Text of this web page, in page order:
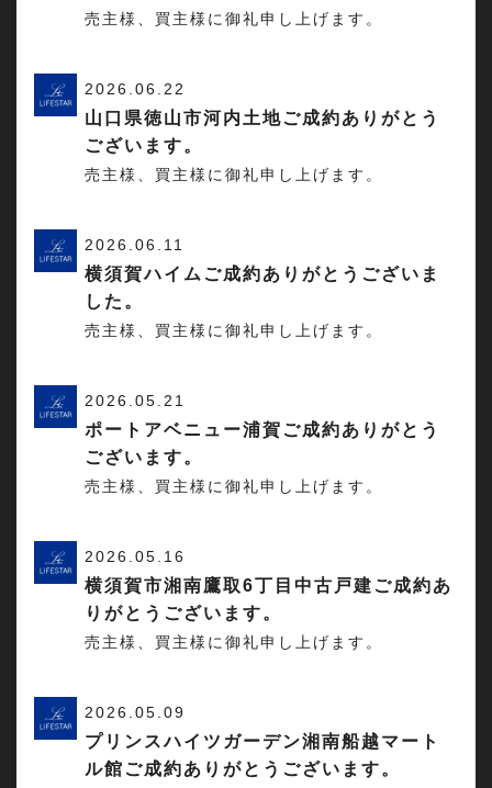
売主様、買主様に御礼申し上げます。
2026.06.22
山口県徳山市河内土地ご成約ありがとう
ございます。
売主様、買主様に御礼申し上げます。
2026.06.11
横須賀ハイムご成約ありがとうございま
した。
売主様、買主様に御礼申し上げます。
2026.05.21
ポートアベニュー浦賀ご成約ありがとう
ございます。
売主様、買主様に御礼申し上げます。
2026.05.16
横須賀市湘南鷹取6丁目中古戸建ご成約あ
りがとうございます。
売主様、買主様に御礼申し上げます。
2026.05.09
プリンスハイツガーデン湘南船越マート
ル館ご成約ありがとうございます。